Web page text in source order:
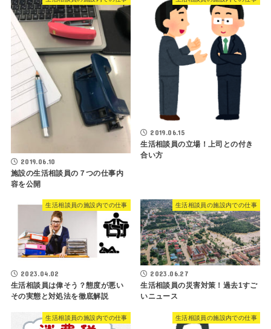
2019.06.10
施設の生活相談員の７つの仕事内
容を公開
2019.06.15
生活相談員の立場！上司との付き
合い方
生活相談員の施設内での仕事
2023.04.02
生活相談員は偉そう？態度が悪い
その実態と対処法を徹底解説
生活相談員の施設内での仕事
2023.06.27
生活相談員の災害対策！過去1すご
いニュース
生活相談員の施設内での仕事 生活相談員の施設内での仕事